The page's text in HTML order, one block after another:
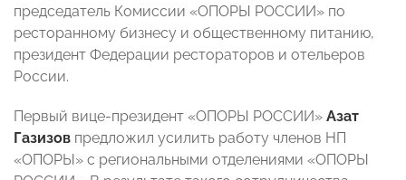
председатель Комиссии «ОПОРЫ РОССИИ» по
ресторанному бизнесу и общественному питанию,
президент Федерации рестораторов и отельеров
России.
Первый вице-президент «ОПОРЫ РОССИИ» Азат
Газизов предложил усилить работу членов НП
«ОПОРЫ» с региональными отделениями «ОПОРЫ